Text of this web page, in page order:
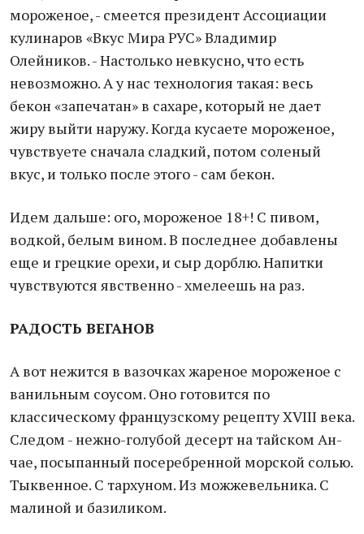
мороженое, - смеется президент Ассоциации
кулинаров «Вкус Мира РУС» Владимир
Олейников. - Настолько невкусно, что есть
невозможно. А у нас технология такая: весь
бекон «запечатан» в сахаре, который не дает
жиру выйти наружу. Когда кусаете мороженое,
чувствуете сначала сладкий, потом соленый
вкус, и только после этого - сам бекон.
Идем дальше: ого, мороженое 18+! С пивом,
водкой, белым вином. В последнее добавлены
еще и грецкие орехи, и сыр дорблю. Напитки
чувствуются явственно - хмелеешь на раз.
РАДОСТЬ ВЕГАНОВ
А вот нежится в вазочках жареное мороженое с
ванильным соусом. Оно готовится по
классическому французскому рецепту XVIII века.
Следом - нежно-голубой десерт на тайском Ан-
чае, посыпанный посеребренной морской солью.
Тыквенное. С тархуном. Из можжевельника. С
малиной и базиликом.